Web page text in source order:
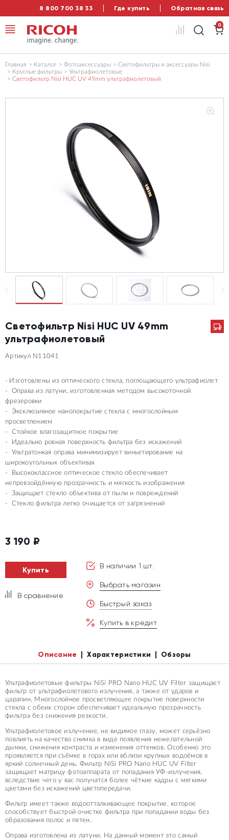
8 800 700 38 33 Где купить Обратная связь
0
Главная Каталог Фотоаксессуары
Светофильтры и аксессуары Nisi
Круглые фильтры
Ультрафиолетовые
Светофильтр Nisi HUC UV 49mm ультрафиолетовый
Светофильтр Nisi HUC UV 49mm
ультрафиолетовый
Артикул N11041
Изготовлены из оптического стекла, поглощающего ультрафиолет
Оправа из латуни, изготовленная методом высокоточной
фрезеровки
Эксклюзивное нанопокрытие стекла с многослойным
просветлением
Стойкое влагозащитное покрытие
Идеально ровная поверхность фильтра без искажений
Ультратонкая оправа минимизирует виньетирование на
широкоугольных объективах
Высококлассное оптическое стекло обеспечивает
непревзойдённую прозрачность и мягкость изображения
Защищает стекло объектива от пыли и повреждений
Стекло фильтра легко очищается от загрязнений
3 190 ₽
Купить
В сравнение
В наличии 1 шт.
Выбрать магазин
Быстрый заказ
Купить в кредит
Описание Характеристики Обзоры
Ультрафиолетовые фильтры NiSi PRO Nano HUC UV Filter защищает
фильтр от ультрафиолетового излучения, а также от ударов и
царапин. Многослойное просветляющее покрытие поверхности
стекла с обеих сторон обеспечивает идеальную прозрачность
фильтра без снижения резкости.
Ультрафиолетовое излучение, не видимое глазу, может серьёзно
повлиять на качество снимка в виде появления нежелательной
дымки, снижения контраста и изменения оттенков. Особенно это
проявляется при съёмке в горах или вблизи крупных водоёмов в
яркий солнечный день. Фильтр NiSi PRO Nano HUC UV Filter
защищает матрицу фотоаппарата от попадания УФ-излучения,
вследствие чего у вас получатся более чёткие кадры с мягкими
цветами без искажений цветопередачи.
Фильтр имеет также водоотталкивающее покрытие, которое
способствует быстрой очистке фильтра при попадании воды без
образования полос и пятен.
Оправа изготовлена из латуни. На данный момент это самый